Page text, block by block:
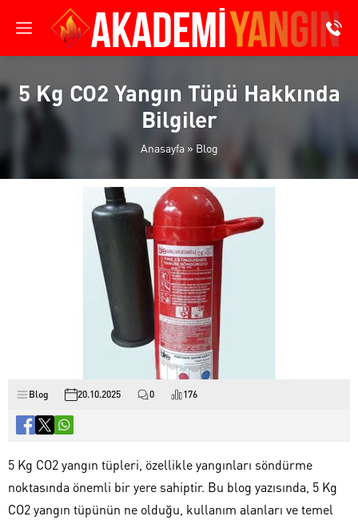
5 Kg CO2 Yangın Tüpü Hakkında
Bilgiler
Anasayfa» Blog
Blog 20.10.2025 0 176
5 Kg CO2 yangın tüpleri, özellikle yangınları söndürme
noktasında önemli bir yere sahiptir. Bu blog yazısında, 5 Kg
CO2 yangın tüpünün ne olduğu, kullanım alanları ve temel